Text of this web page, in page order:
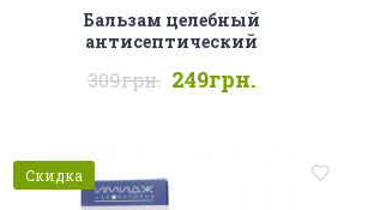
Бальзам целебный
антисептический
309грн. 249грн.
Скидка